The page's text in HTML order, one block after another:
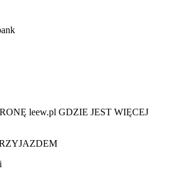
leew.pl GDZIE JEST WIĘCEJ